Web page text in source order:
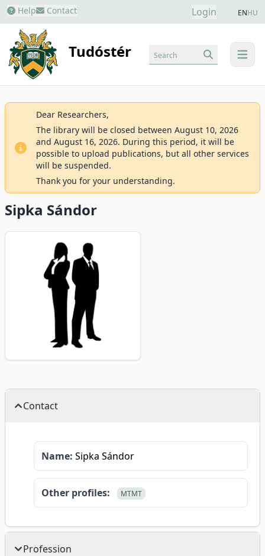
Help Contact Login ENHU
Tudóstér menu
Search
Dear Researchers,
The library will be closed between August 10, 2026
and August 16, 2026. During this period, it will be
possible to upload publications, but all other services
will be suspended.
Thank you for your understanding.
Sipka Sándor
Contact
Name: Sipka Sándor
Other profiles: MTMT
Profession